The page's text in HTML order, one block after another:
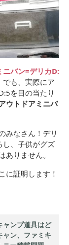
ニバン=デリカD:
でも、実際にア
を目の当たり
ウトドアミニバ
みなさん！デリ
し、子供がグズ
りません。
に証明します！
ャンプ道具はど
ャン、ファミキ